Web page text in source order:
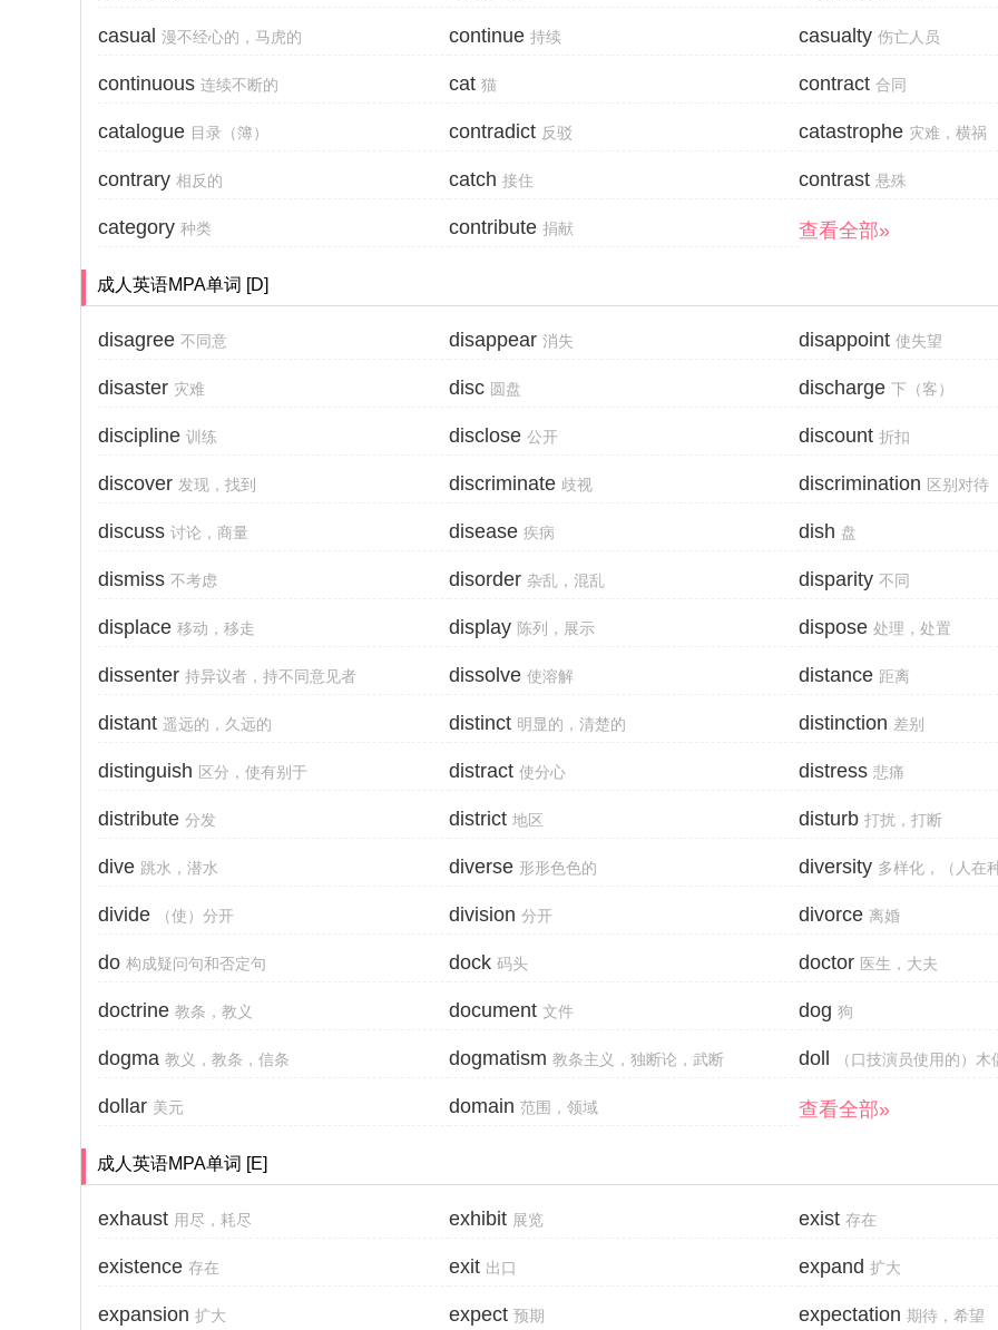
casual 漫不经心的，马虎的 continue 持续 casualty 伤亡人员
continuous 连续不断的 cat 猫 contract 合同
catalogue 目录（簿） contradict 反驳 catastrophe 灾难，横祸
contrary 相反的 catch 接住 contrast 悬殊
category 种类 contribute 捐献 查看全部»
成人英语MPA单词 [D]
disagree 不同意 disappear 消失 disappoint 使失望
disaster 灾难 disc 圆盘 discharge 下（客）
discipline 训练 disclose 公开 discount 折扣
discover 发现，找到 discriminate 歧视 discrimination 区别对待
discuss 讨论，商量 disease 疾病 dish 盘
dismiss 不考虑 disorder 杂乱，混乱 disparity 不同
displace 移动，移走 display 陈列，展示 dispose 处理，处置
dissenter 持异议者，持不同意见者 dissolve 使溶解 distance 距离
distant 遥远的，久远的 distinct 明显的，清楚的 distinction 差别
distinguish 区分，使有别于 distract 使分心 distress 悲痛
distribute 分发 district 地区 disturb 打扰，打断
dive 跳水，潜水 diverse 形形色色的 diversity 多样化，（人在
divide （使）分开 division 分开 divorce 离婚
do 构成疑问句和否定句 dock 码头 doctor 医生，大夫
doctrine 教条，教义 document 文件 dog 狗
dogma 教义，教条，信条 dogmatism 教条主义，独断论，武断 doll （口技演员使用的）木
dollar 美元 domain 范围，领域 查看全部»
成人英语MPA单词 [E]
exhaust 用尽，耗尽 exhibit 展览 exist 存在
existence 存在 exit 出口 expand 扩大
expansion 扩大 expect 预期 expectation 期待，希望